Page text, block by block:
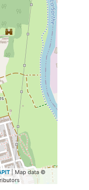
| Map data ©